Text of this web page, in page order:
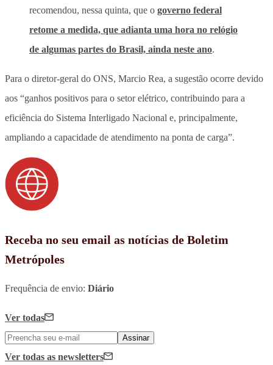
recomendou, nessa quinta, que o governo federal
retome a medida, que adianta uma hora no relógio
de algumas partes do Brasil, ainda neste ano.
Para o diretor-geral do ONS, Marcio Rea, a sugestão ocorre devido
aos “ganhos positivos para o setor elétrico, contribuindo para a
eficiência do Sistema Interligado Nacional e, principalmente,
ampliando a capacidade de atendimento na ponta de carga”.
Receba no seu email as notícias de Boletim
Metrópoles
Frequência de envio: Diário
Ver todas
Assinar
Ver todas as newsletters